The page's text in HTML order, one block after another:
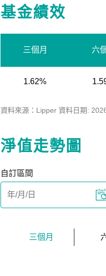
基金績效
三個月 六
1.62%
資料來源：Lipper 資料日期:
淨值走勢圖
自訂區間
三個月